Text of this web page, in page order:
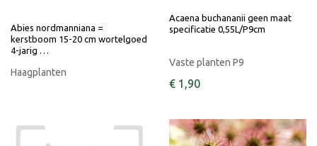
Abies nordmanniana =
kerstboom 15-20 cm wortelgoed
4-jarig …
Haagplanten
Acaena buchananii geen maat
specificatie 0,55L/P9cm
Vaste planten P9
€ 1 ,90